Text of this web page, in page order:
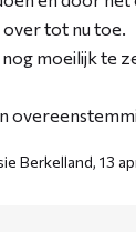
tot nu toe.
moeilijk te
Berkelland, 13